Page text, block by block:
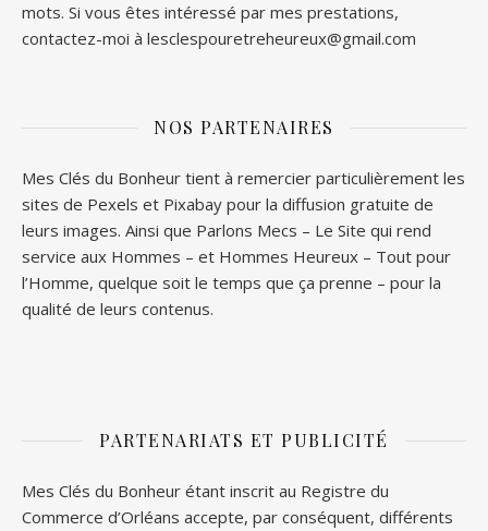
mots. Si vous êtes intéressé par mes prestations,
contactez-moi à lesclespouretreheureux@gmail.com
NOS PARTENAIRES
Mes Clés du Bonheur tient à remercier particulièrement les
sites de Pexels et Pixabay pour la diffusion gratuite de
leurs images. Ainsi que Parlons Mecs – Le Site qui rend
service aux Hommes – et Hommes Heureux – Tout pour
l’Homme, quelque soit le temps que ça prenne – pour la
qualité de leurs contenus.
PARTENARIATS ET PUBLICITÉ
Mes Clés du Bonheur étant inscrit au Registre du
Commerce d’Orléans accepte, par conséquent, différents